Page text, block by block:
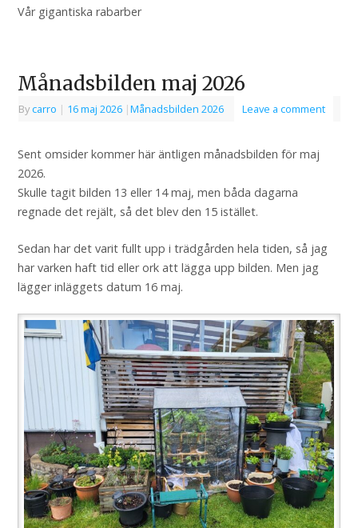
Vår gigantiska rabarber
Månadsbilden maj 2026
Bycarro | 16 maj 2026 |Månadsbilden 2026 Leave a comment
Sent omsider kommer här äntligen månadsbilden för maj
2026.
Skulle tagit bilden 13 eller 14 maj, men båda dagarna
regnade det rejält, så det blev den 15 istället.
Sedan har det varit fullt upp i trädgården hela tiden, så jag
har varken haft tid eller ork att lägga upp bilden. Men jag
lägger inläggets datum 16 maj.